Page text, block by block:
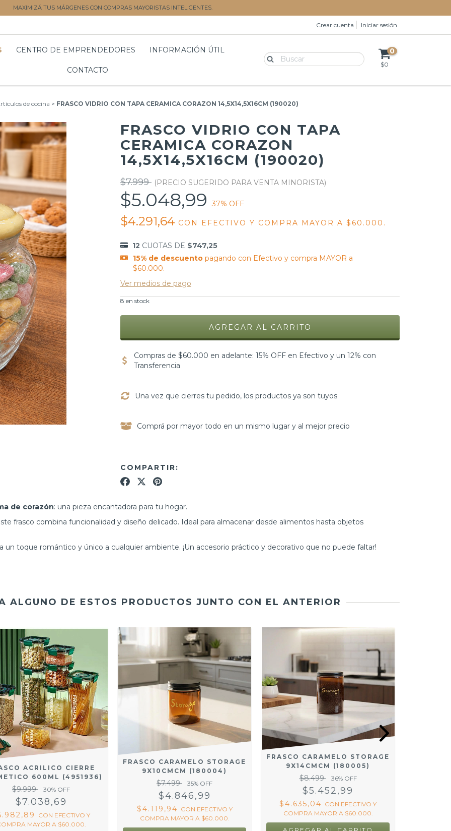
MAXIMIZÁ TUS MÁRGENES CON COMPRAS MAYORISTAS INTELIGENTES.
Crear cuenta Iniciar sesión
CENTRO DE EMPRENDEDORES INFORMACIÓN ÚTIL
CONTACTO
0
$0
de cocina > FRASCO VIDRIO CON TAPA CERAMICA CORAZON 14,5X14,5X16CM (190020)
FRASCO VIDRIO CON TAPA
CERAMICA CORAZON
14,5X14,5X16CM (190020)
$7.999
$5.048,9937% OFF
$4.291,64 CON EFECTIVO Y COMPRA MAYOR A $60.000.
12 CUOTAS DE $747,25
15% de descuentopagando con Efectivo y compra MAYOR a
$60.000.
Ver medios de pago
8 en stock
Compras de $60.000 en adelante: 15% OFF en Efectivo y un 12% con
Transferencia
Una vez que cierres tu pedido, los productos ya son tuyos
Comprá por mayor todo en un mismo lugar y al mejor precio
COMPARTIR:
de corazón: una pieza encantadora para tu hogar.
frasco combina funcionalidad y diseño delicado. Ideal para almacenar desde alimentos hasta objetos
toque romántico y único a cualquier ambiente. ¡Un accesorio práctico y decorativo que no puede faltar!
ALGUNO DE ESTOS PRODUCTOS JUNTO CON EL ANTERIOR
ACRILICO CIERRE
600ML (4951936)
$9.999 30% OFF
$7.038,69
CON EFECTIVO Y
MAYOR A $60.000.
FRASCO CARAMELO STORAGE
9X10CMCM (180004)
$7.499 35% OFF
$4.846,99
$4.119,94 CON EFECTIVO Y
COMPRA MAYOR A $60.000.
FRASCO CARAMELO STORAGE
9X14CMCM (180005)
$8.499 36% OFF
$5.452,99
$4.635,04 CON EFECTIVO Y
COMPRA MAYOR A $60.000.